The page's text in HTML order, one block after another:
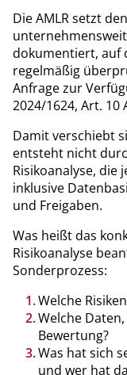
Die AMLR setzt
dokumentiert, auf
regelmäßig
Anfrage zur
2024/1624, Art. 10
Damit verschiebt
entsteht nicht
Risikoanalyse,
inklusive
und Freigaben.
Was heißt das
Risikoanalyse
Sonderprozess:
Welche
Welche
Bewertung?
Was hat sich
und wer hat